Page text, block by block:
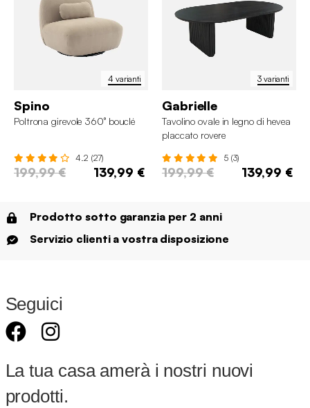
4 varianti
Spino
Poltrona girevole 360° bouclé
4.2 (27)
199,99 € 139,99 €
3 varianti
Gabrielle
Tavolino ovale in legno di hevea
placcato rovere
5 (3)
199,99 € 139,99 €
Prodotto sotto garanzia per 2 anni
Servizio clienti a vostra disposizione
Seguici
La tua casa amerà i nostri nuovi
prodotti.